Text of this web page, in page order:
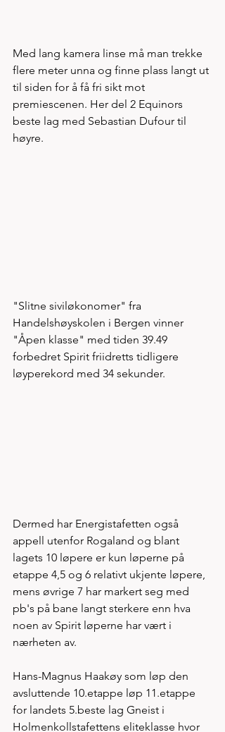
Med lang kamera linse må man trekke
flere meter unna og finne plass langt ut
til siden for å få fri sikt mot
premiescenen. Her del 2 Equinors
beste lag med Sebastian Dufour til
høyre.
"Slitne siviløkonomer" fra
Handelshøyskolen i Bergen vinner
"Åpen klasse" med tiden 39.49
forbedret Spirit friidretts tidligere
løyperekord med 34 sekunder.
Dermed har Energistafetten også
appell utenfor Rogaland og blant
lagets 10 løpere er kun løperne på
etappe 4,5 og 6 relativt ukjente løpere,
mens øvrige 7 har markert seg med
pb's på bane langt sterkere enn hva
noen av Spirit løperne har vært i
nærheten av.
Hans-Magnus Haakøy som løp den
avsluttende 10.etappe løp 11.etappe
for landets 5.beste lag Gneist i
Holmenkollstafettens eliteklasse hvor